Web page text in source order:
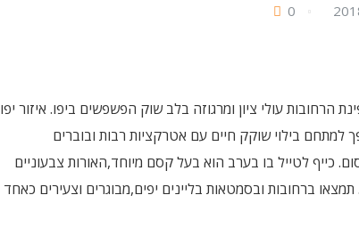
0
עולי ציון ומרגוזה בלב שוק הפשפשים ביפו. איזור יפו
בילוי שוקק חיים עם אטרקציות רבות ובוברים
כייף לטייל בו בערב הוא בעל קסם מיוחד,האורות צבעוניים
ברחובות ובסמטאות בליינים יפים,מבוגרים וצעירים כאחד